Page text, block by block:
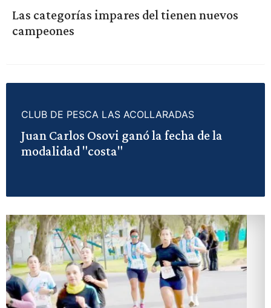
Las categorías impares del tienen nuevos
campeones
CLUB DE PESCA LAS ACOLLARADAS
Juan Carlos Osovi ganó la fecha de la
modalidad "costa"